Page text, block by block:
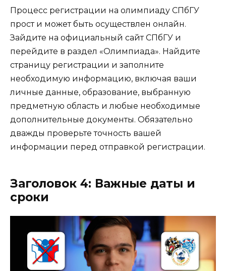
Процесс регистрации на олимпиаду СПбГУ
прост и может быть осуществлен онлайн.
Зайдите на официальный сайт СПбГУ и
перейдите в раздел «Олимпиада». Найдите
страницу регистрации и заполните
необходимую информацию, включая ваши
личные данные, образование, выбранную
предметную область и любые необходимые
дополнительные документы. Обязательно
дважды проверьте точность вашей
информации перед отправкой регистрации.
Заголовок 4: Важные даты и
сроки